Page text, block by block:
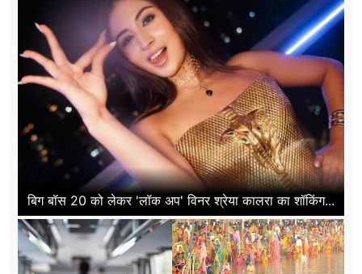
बिग बॉस 20 को लेकर 'लॉक अप' विनर श्रेया कालरा का शॉकिंग...